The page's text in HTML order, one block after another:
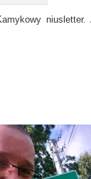
niusletter.